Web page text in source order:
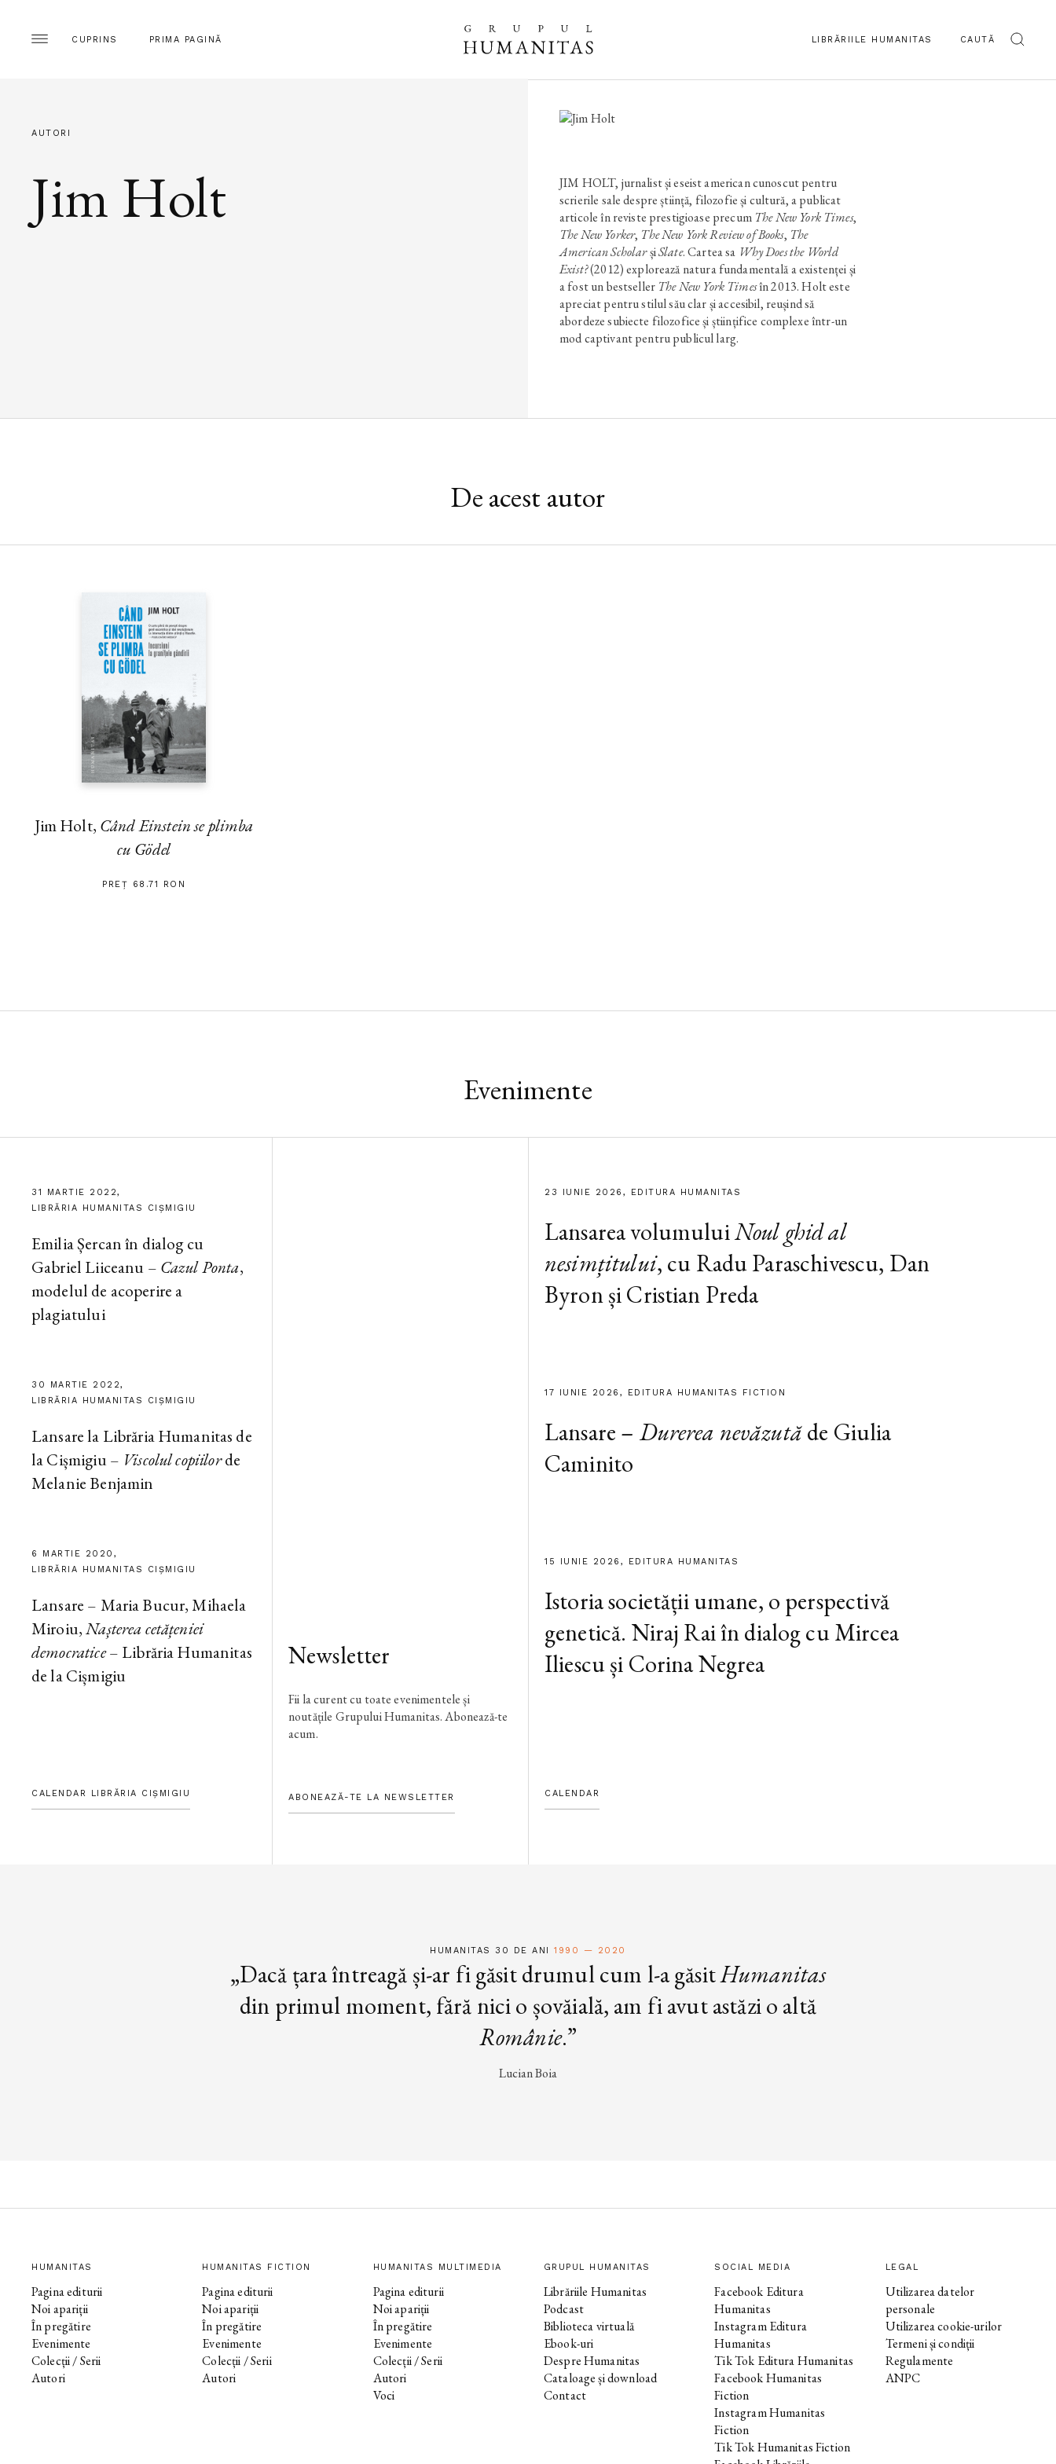
CUPRINS PRIMA PAGINĂ LIBRĂRIILE HUMANITAS CAUTĂ
AUTORI
Jim Holt
JIM HOLT, jurnalist și eseist american cunoscut pentru
scrierile sale despre știință, filozofie și cultură, a publicat
articole în reviste prestigioase precum The New York Times,
The New Yorker, The New York Review of Books, The
American ScholarșiSlate. Cartea sa Why Does the World
Exist?(2012) explorează natura fundamentală a existenței și
a fost un bestseller The New York Timesîn 2013. Holt este
apreciat pentru stilul său clar și accesibil, reușind să
abordeze subiecte filozofice și științifice complexe într-un
mod captivant pentru publicul larg.
De acest autor
Jim Holt, Când Einstein se plimba
cu Gödel
PREȚ 68.71 RON
Evenimente
23 IUNIE 2026, EDITURA HUMANITAS
Lansarea volumuluiNoul ghid al
nesimțitului, cu Radu Paraschivescu, Dan
Byron și Cristian Preda
17 IUNIE 2026, EDITURA HUMANITAS FICTION
Lansare – Durerea nevăzutăde Giulia
Caminito
15 IUNIE 2026, EDITURA HUMANITAS
Istoria societății umane, o perspectivă
genetică. Niraj Rai în dialog cu Mircea
Iliescu și Corina Negrea
CALENDAR
31 MARTIE 2022,
LIBRĂRIA HUMANITAS CIȘMIGIU
Emilia Șercan în dialog cu
Gabriel Liiceanu – Cazul Ponta,
modelul de acoperire a
plagiatului
30 MARTIE 2022,
LIBRĂRIA HUMANITAS CIȘMIGIU
Lansare la Librăria Humanitas de
la Cișmigiu – Viscolul copiilorde
Melanie Benjamin
6 MARTIE 2020,
LIBRĂRIA HUMANITAS CIȘMIGIU
Lansare – Maria Bucur, Mihaela
Miroiu,Nașterea cetățeniei
democratice– Librăria Humanitas
de la Cișmigiu
CALENDAR LIBRĂRIA CIȘMIGIU
Newsletter
Fii la curent cu toate evenimentele și
noutățile Grupului Humanitas. Abonează-te
acum.
ABONEAZĂ-TE LA NEWSLETTER
HUMANITAS 30 DE ANI1990 — 2020
„Dacă țara întreagă și-ar fi găsit drumul cum l-a găsitHumanitas
din primul moment, fără nici o șovăială, am fi avut astăzi o altă
Românie.”
Lucian Boia
HUMANITAS
Pagina editurii
Noi apariții
În pregătire
Evenimente
Colecții / Serii
Autori
HUMANITAS FICTION
Pagina editurii
Noi apariții
În pregătire
Evenimente
Colecții / Serii
Autori
HUMANITAS MULTIMEDIA
Pagina editurii
Noi apariții
În pregătire
Evenimente
Colecții / Serii
Autori
Voci
GRUPUL HUMANITAS
Librăriile Humanitas
Podcast
Biblioteca virtuală
Ebook-uri
Despre Humanitas
Cataloage și download
Contact
SOCIAL MEDIA
Facebook Editura
Humanitas
Instagram Editura
Humanitas
Tik Tok Editura Humanitas
Facebook Humanitas
Fiction
Instagram Humanitas
Fiction
Tik Tok Humanitas Fiction
LEGAL
Utilizarea datelor
personale
Utilizarea cookie-urilor
Termeni și condiții
Regulamente
ANPC